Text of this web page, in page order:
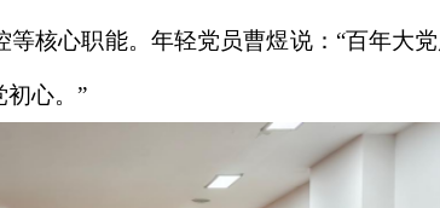
核心职能。年轻党员曹煜说：“百年大
初心。”